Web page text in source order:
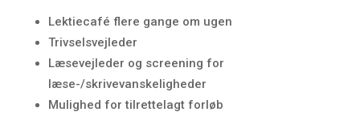
Lektiecafé flere gange om ugen
Trivselsvejleder
Læsevejleder og screening for
læse-/skrivevanskeligheder
Mulighed for tilrettelagt forløb